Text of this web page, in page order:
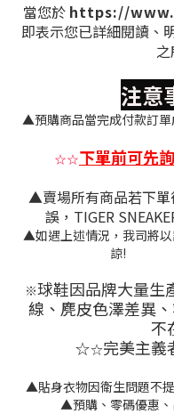
當您於 https://
即表示您已詳細閱讀、
注意
▲預購商品當完成付款訂單
☆☆下單前可先
▲賣場所有商品若下單
誤，TIGER
▲如遇上述情況，我司將
※球鞋因品牌大量生
線、麂皮色澤差異
不
☆☆完美主義
▲貼身衣物因衛生問題不
▲預購、零碼優惠、